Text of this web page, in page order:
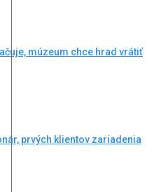
múzeum chce hrad vrátiť
prvých klientov zariadenia